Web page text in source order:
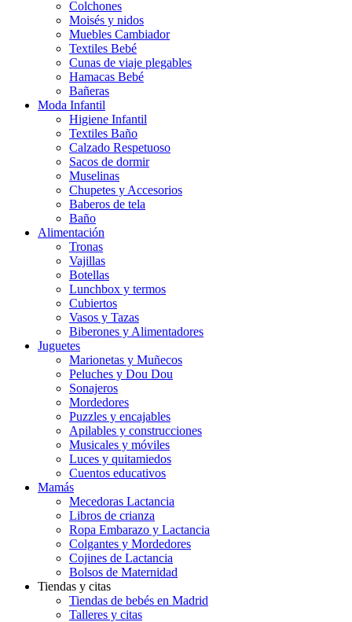
Colchones
Moisés y nidos
Muebles Cambiador
Textiles Bebé
Cunas de viaje plegables
Hamacas Bebé
Bañeras
Moda Infantil
Higiene Infantil
Textiles Baño
Calzado Respetuoso
Sacos de dormir
Muselinas
Chupetes y Accesorios
Baberos de tela
Baño
Alimentación
Tronas
Vajillas
Botellas
Lunchbox y termos
Cubiertos
Vasos y Tazas
Biberones y Alimentadores
Juguetes
Marionetas y Muñecos
Peluches y Dou Dou
Sonajeros
Mordedores
Puzzles y encajables
Apilables y construcciones
Musicales y móviles
Luces y quitamiedos
Cuentos educativos
Mamás
Mecedoras Lactancia
Libros de crianza
Ropa Embarazo y Lactancia
Colgantes y Mordedores
Cojines de Lactancia
Bolsos de Maternidad
Tiendas y citas
Tiendas de bebés en Madrid
Talleres y citas